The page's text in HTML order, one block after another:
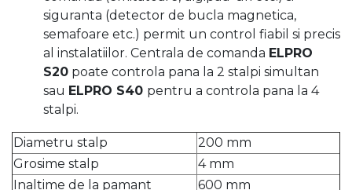
siguranta (detector de bucla magnetica,
semafoare etc.) permit un control fiabil si precis
al instalatiilor. Centrala de comanda ELPRO
S20 poate controla pana la 2 stalpi simultan
sau ELPRO S40 pentru a controla pana la 4
stalpi.
Diametru stalp
200 mm
Grosime stalp
4 mm
Inaltime de la pamant
600 mm